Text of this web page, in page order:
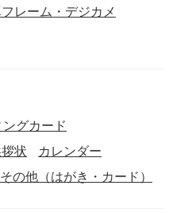
つのデザインとしてまと
えています。 『【20
す。オリジナルの年賀状
です。
レーム・デジカメ
グカード
状
カレンダー
その他（はがき・カード）